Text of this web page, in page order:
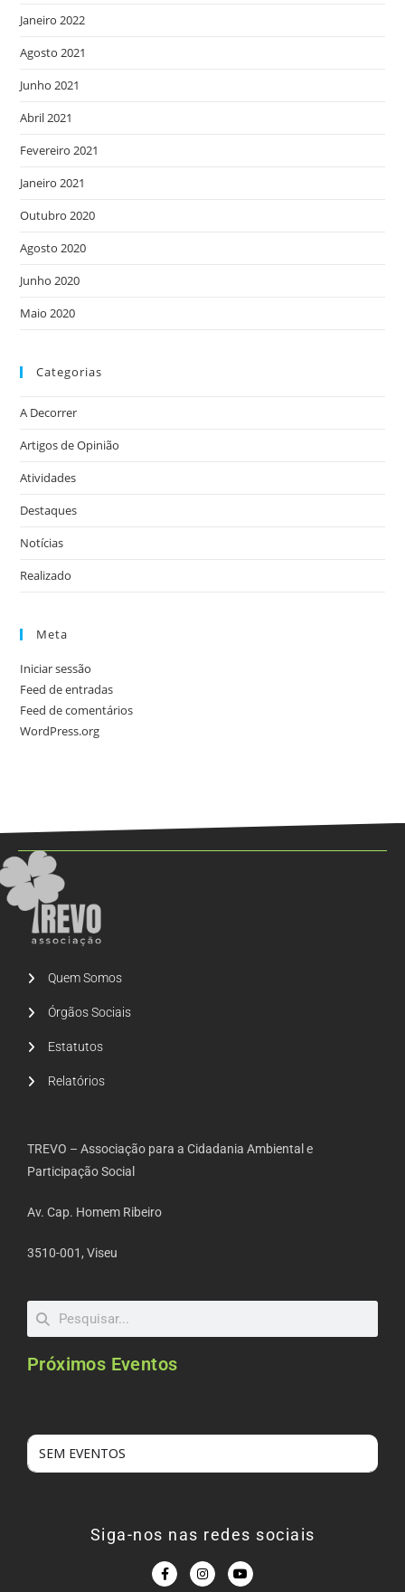
Janeiro 2022
Agosto 2021
Junho 2021
Abril 2021
Fevereiro 2021
Janeiro 2021
Outubro 2020
Agosto 2020
Junho 2020
Maio 2020
Categorias
A Decorrer
Artigos de Opinião
Atividades
Destaques
Notícias
Realizado
Meta
Iniciar sessão
Feed de entradas
Feed de comentários
WordPress.org
Quem Somos
Órgãos Sociais
Estatutos
Relatórios
TREVO – Associação para a Cidadania Ambiental e
Participação Social
Av. Cap. Homem Ribeiro
3510-001, Viseu
Próximos Eventos
SEM EVENTOS
Siga-nos nas redes sociais